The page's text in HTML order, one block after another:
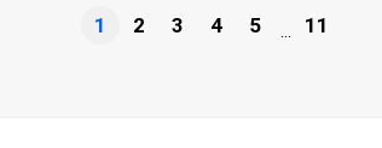
1 2 3 4 5 ... 11